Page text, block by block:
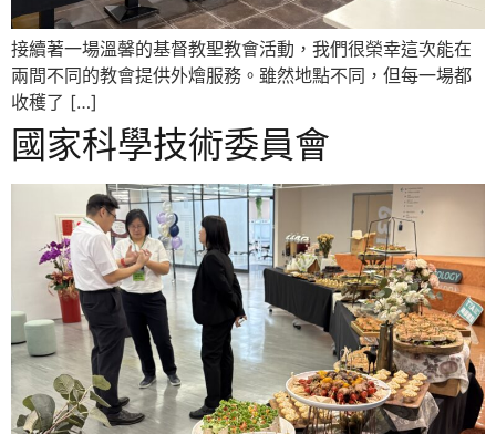
接續著一場溫馨的基督教聖教會活動，我們很榮幸這次能在
兩間不同的教會提供外燴服務。雖然地點不同，但每一場都
收穫了 […]
國家科學技術委員會